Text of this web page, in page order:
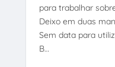
para trabalhar
Deixo em duas
Sem data para
B…